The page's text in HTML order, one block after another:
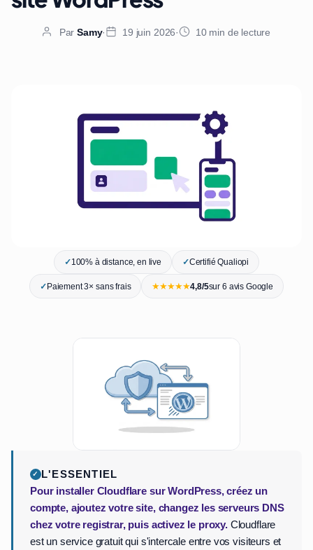
ParSamy· 19 juin 2026· 10 min de lecture
✓100% à distance, en live ✓Certifié Qualiopi
✓Paiement 3× sans frais ★★★★★4,8/5sur 6 avis Google
L'ESSENTIEL
Pour installer Cloudflare sur WordPress, créez un
compte, ajoutez votre site, changez les serveurs DNS
chez votre registrar, puis activez le proxy.Cloudflare
est un service gratuit qui s'intercale entre vos visiteurs et